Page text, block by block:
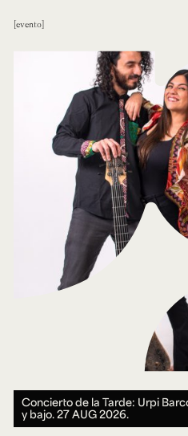
evento
Concierto de la Tarde: Urpi
y bajo.27 AUG 2026.